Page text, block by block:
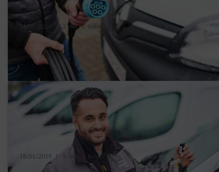
18/01/2019 3 min. | Isabelle V.
La révolution des véhicules utilitaires
électriques est en marche
18/01/2019 5 min. Kristof C.
On est passé aux utilitaires électriques,